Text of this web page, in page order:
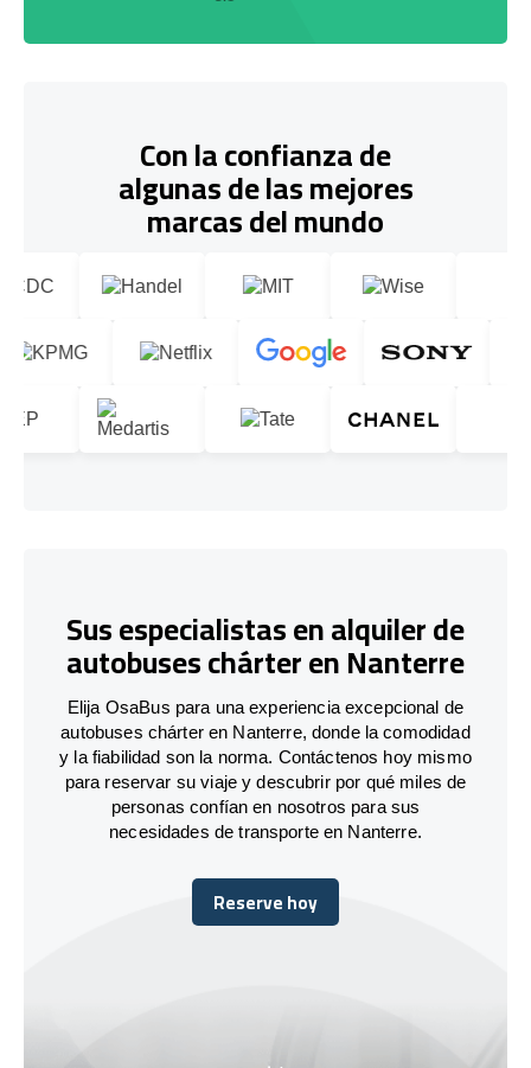
Con la confianza de
algunas de las mejores
marcas del mundo
Sus especialistas en alquiler de
autobuses chárter en Nanterre
Elija OsaBus para una experiencia excepcional de
autobuses chárter en Nanterre, donde la comodidad
y la fiabilidad son la norma. Contáctenos hoy mismo
para reservar su viaje y descubrir por qué miles de
personas confían en nosotros para sus
necesidades de transporte en Nanterre.
Reserve hoy
Reserve hoy